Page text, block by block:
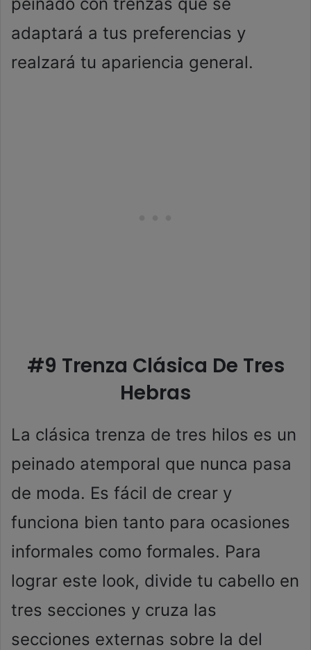
adaptará a tus preferencias y
realzará tu apariencia general.
#9 Trenza Clásica De Tres
Hebras
La clásica trenza de tres hilos es un
peinado atemporal que nunca pasa
de moda. Es fácil de crear y
funciona bien tanto para ocasiones
informales como formales. Para
lograr este look, divide tu cabello en
tres secciones y cruza las
secciones externas sobre la del